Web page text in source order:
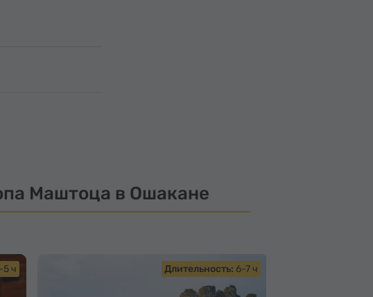
Маштоца в Ошакане
ч Длительность: 6-7 ч